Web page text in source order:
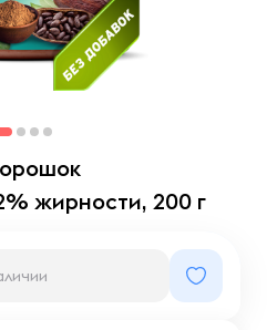
жирности, 200 г